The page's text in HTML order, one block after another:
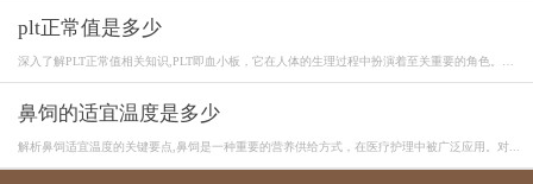
plt正常值是多少
深入了解PLT正常值相关知识,PLT即血小板，它在人体的生理过程中扮演着至关重要的角色。血
鼻饲的适宜温度是多少
解析鼻饲适宜温度的关键要点,鼻饲是一种重要的营养供给方式，在医疗护理中被广泛应用。对...